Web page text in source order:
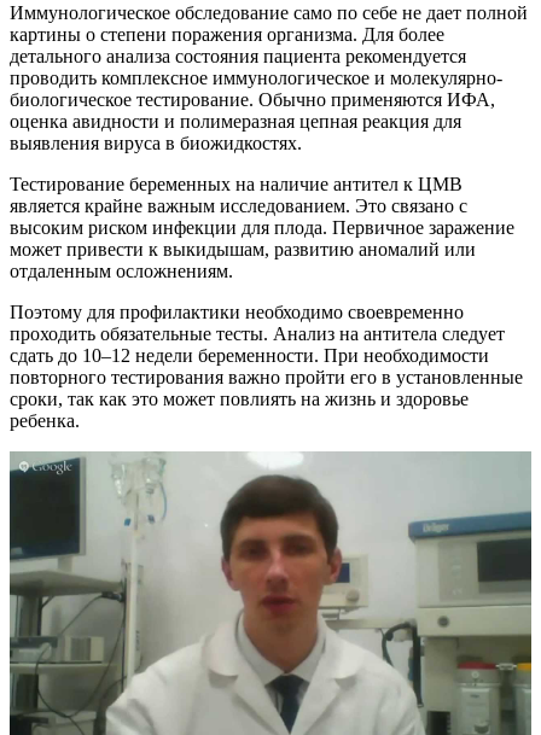
Иммунологическое обследование само по себе не дает полной
картины о степени поражения организма. Для более
детального анализа состояния пациента рекомендуется
проводить комплексное иммунологическое и молекулярно-
биологическое тестирование. Обычно применяются ИФА,
оценка авидности и полимеразная цепная реакция для
выявления вируса в биожидкостях.
Тестирование беременных на наличие антител к ЦМВ
является крайне важным исследованием. Это связано с
высоким риском инфекции для плода. Первичное заражение
может привести к выкидышам, развитию аномалий или
отдаленным осложнениям.
Поэтому для профилактики необходимо своевременно
проходить обязательные тесты. Анализ на антитела следует
сдать до 10–12 недели беременности. При необходимости
повторного тестирования важно пройти его в установленные
сроки, так как это может повлиять на жизнь и здоровье
ребенка.